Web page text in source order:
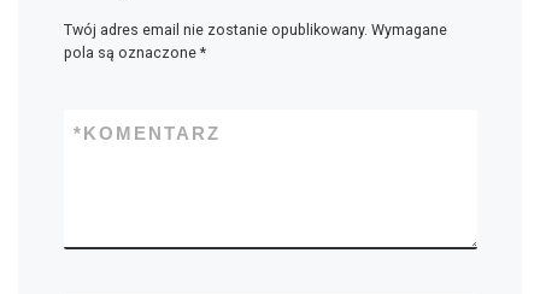
Twój adres email nie zostanie opublikowany. Wymagane
pola są oznaczone *
KOMENTARZ
*